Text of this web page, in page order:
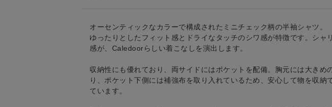
オーセンティックなカラーで構成されたミニチェック柄の半袖シャツ。
ゆったりとしたフィット感とドライなタッチのシワ感が特徴です。シャ
感が、Caledoorらしい着こなしを演出します。
収納性にも優れており、両サイドにはポケットを配備。胸元には大きめ
り、ポケット下側には補強布を取り入れているため、安心して物を収納
ています。